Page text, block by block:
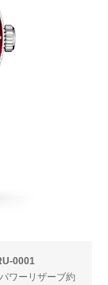
0001
ワーリザーブ約